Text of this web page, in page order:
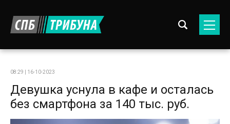
08:29 | 16-10-2023
Девушка уснула в кафе и осталась
без смартфона за 140 тыс. руб.